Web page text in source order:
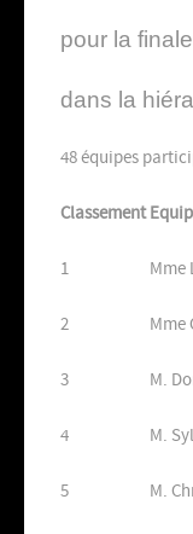
pour la
dans la
48 équipes
Classement
1 Mme
2 Mme
3 M.
4 M.
5 M.